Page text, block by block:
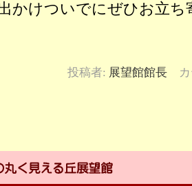
かけついでにぜひお立ち
投稿者: 展望館館長 カ